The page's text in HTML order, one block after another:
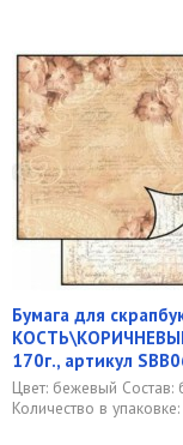
Бумага для
170г., артикул
Цвет: бежевый Состав:
Количество в